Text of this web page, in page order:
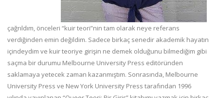
çağrıldım, önceleri “kuir teori”nin tam olarak neye referans
verdiğinden emin değildim. Sadece birkaç senedir akademik hayatın
içindeydim ve kuir teoriye girişin ne demek olduğunu bilmediğim gibi
saçma bir durumu Melbourne University Press editöründen
saklamaya yetecek zaman kazanmıştım. Sonrasında, Melbourne
University Press ve New York University Press tarafından 1996